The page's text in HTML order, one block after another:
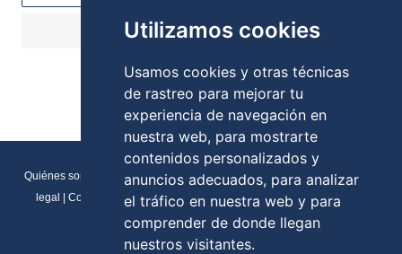
Utilizamos cookies
Usamos cookies y otras técnicas
de rastreo para mejorar tu
experiencia de navegación en
nuestra web, para mostrarte
contenidos personalizados y
anuncios adecuados, para analizar
el tráfico en nuestra web y para
comprender de donde llegan
nuestros visitantes.
19,51€
COMPRAR
Stock:
Quiénes somos Direcciones y contactos|Formulario de contacto|Aviso
legal | Condiciones generales de venta|Política de cookies|RGPD
Preferencias de cookies